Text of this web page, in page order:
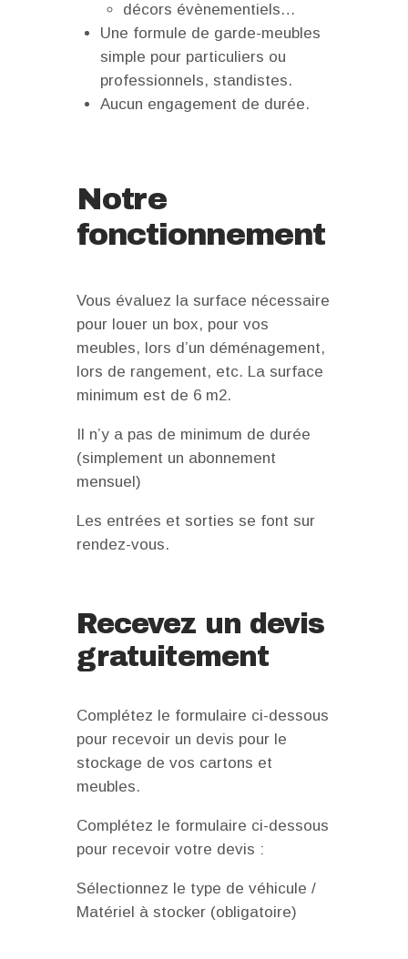
décors évènementiels…
Une formule de garde-meubles
simple pour particuliers ou
professionnels, standistes.
Aucun engagement de durée.
Notre
fonctionnement
Vous évaluez la surface nécessaire
pour louer un box, pour vos
meubles, lors d’un déménagement,
lors de rangement, etc. La surface
minimum est de 6 m2.
Il n’y a pas de minimum de durée
(simplement un abonnement
mensuel)
Les entrées et sorties se font sur
rendez-vous.
Recevez un devis
gratuitement
Complétez le formulaire ci-dessous
pour recevoir un devis pour le
stockage de vos cartons et
meubles.
Complétez le formulaire ci-dessous
pour recevoir votre devis :
Sélectionnez le type de véhicule /
Matériel à stocker (obligatoire)